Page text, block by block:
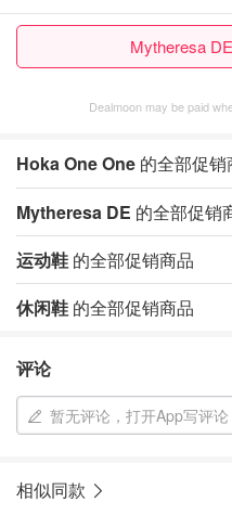
Mytheresa
Dealmoon may be paid
Hoka One One 的全部促销
Mytheresa DE 的全部促销
运动鞋 的全部促销商品
休闲鞋 的全部促销商品
评论
暂无评论，打开App写评论
相似同款